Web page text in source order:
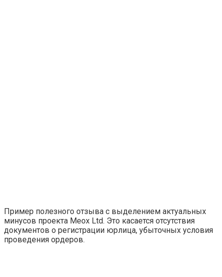
Пример полезного отзыва с выделением актуальных
минусов проекта Meox Ltd. Это касается отсутствия
документов о регистрации юрлица, убыточных условия
проведения ордеров.